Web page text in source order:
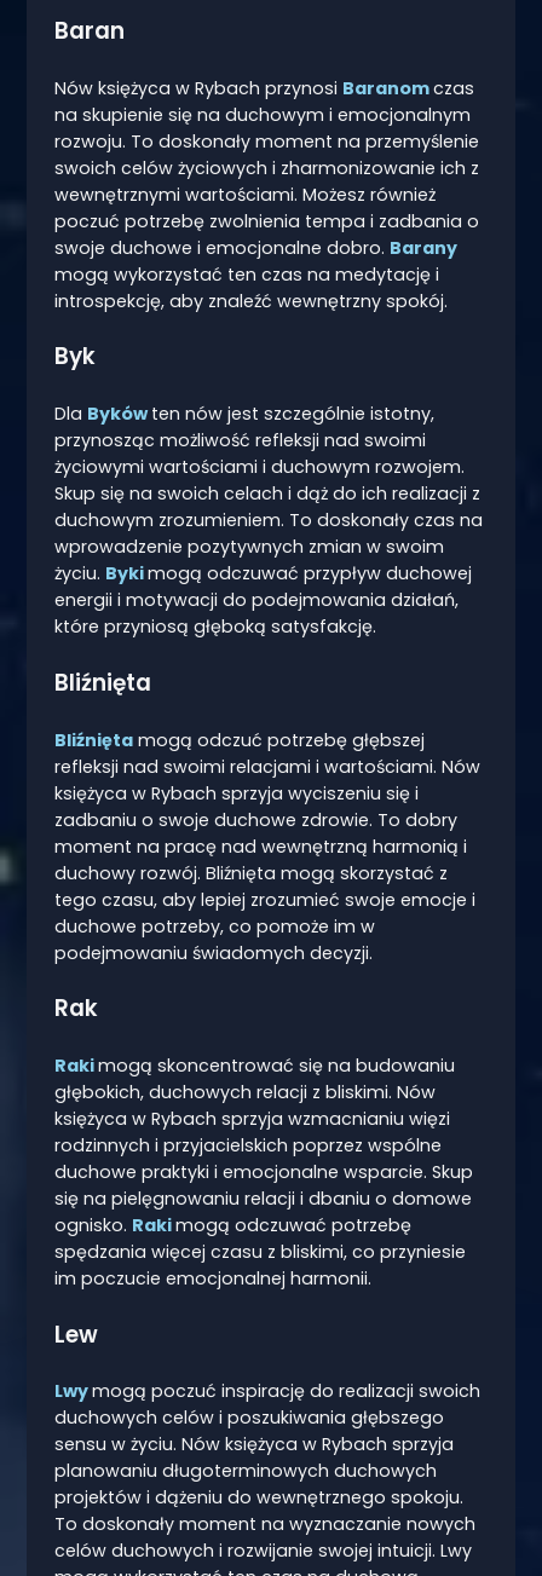
Baran
Nów księżyca w Rybach przynosi Baranomczas
na skupienie się na duchowym i emocjonalnym
rozwoju. To doskonały moment na przemyślenie
swoich celów życiowych i zharmonizowanie ich z
wewnętrznymi wartościami. Możesz również
poczuć potrzebę zwolnienia tempa i zadbania o
swoje duchowe i emocjonalne dobro. Barany
mogą wykorzystać ten czas na medytację i
introspekcję, aby znaleźć wewnętrzny spokój.
Byk
Dla Bykówten nów jest szczególnie istotny,
przynosząc możliwość refleksji nad swoimi
życiowymi wartościami i duchowym rozwojem.
Skup się na swoich celach i dąż do ich realizacji z
duchowym zrozumieniem. To doskonały czas na
wprowadzenie pozytywnych zmian w swoim
życiu. Bykimogą odczuwać przypływ duchowej
energii i motywacji do podejmowania działań,
które przyniosą głęboką satysfakcję.
Bliźnięta
Bliźniętamogą odczuć potrzebę głębszej
refleksji nad swoimi relacjami i wartościami. Nów
księżyca w Rybach sprzyja wyciszeniu się i
zadbaniu o swoje duchowe zdrowie. To dobry
moment na pracę nad wewnętrzną harmonią i
duchowy rozwój. Bliźnięta mogą skorzystać z
tego czasu, aby lepiej zrozumieć swoje emocje i
duchowe potrzeby, co pomoże im w
podejmowaniu świadomych decyzji.
Rak
Rakimogą skoncentrować się na budowaniu
głębokich, duchowych relacji z bliskimi. Nów
księżyca w Rybach sprzyja wzmacnianiu więzi
rodzinnych i przyjacielskich poprzez wspólne
duchowe praktyki i emocjonalne wsparcie. Skup
się na pielęgnowaniu relacji i dbaniu o domowe
ognisko. Rakimogą odczuwać potrzebę
spędzania więcej czasu z bliskimi, co przyniesie
im poczucie emocjonalnej harmonii.
Lew
Lwymogą poczuć inspirację do realizacji swoich
duchowych celów i poszukiwania głębszego
sensu w życiu. Nów księżyca w Rybach sprzyja
planowaniu długoterminowych duchowych
projektów i dążeniu do wewnętrznego spokoju.
To doskonały moment na wyznaczanie nowych
celów duchowych i rozwijanie swojej intuicji. Lwy